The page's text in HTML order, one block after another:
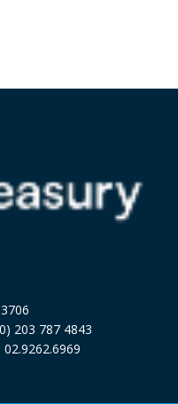
203 787 4843
02.9262.6969